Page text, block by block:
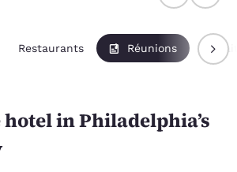
Restaurants Réunions
in Philadelphia’s